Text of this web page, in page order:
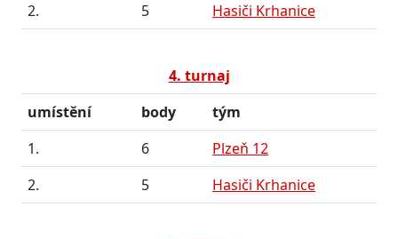
2.
5 Hasiči Krhanice
4. turnaj
umístění
body
tým
1.
6
Plzeň 12
2.
5 Hasiči Krhanice